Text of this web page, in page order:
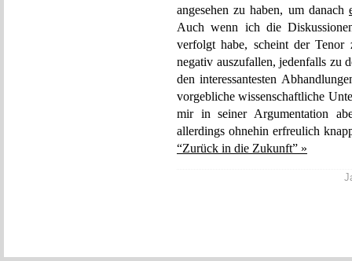
angesehen zu haben, um danach
Auch wenn ich die
verfolgt habe, scheint der Tenor
negativ auszufallen, jedenfalls
den interessantesten
vorgebliche wissenschaftliche
mir in seiner Argumentation
allerdings ohnehin erfreulich
“Zurück in die Zukunft” »